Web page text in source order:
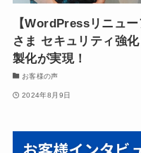
【WordPressリニュ
さま セキュリティ強
製化が実現！
お客様の声
2024年8月9日